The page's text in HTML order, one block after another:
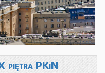
piętra PKiN